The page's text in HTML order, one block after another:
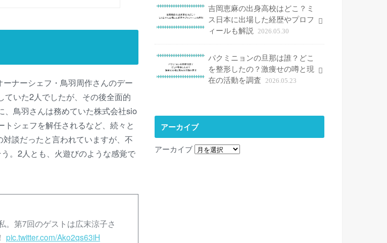
ナーシェフ・鳥羽周作さんのデー
ていた2人でしたが、その後全面的
、鳥羽さんは務めていた株式会社sio
シェフを解任されるなど、続々と
談だったと言われていますが、不
。2人とも、火遊びのような感覚で
。第7回のゲストは広末涼子さ
pic.twitter.com/Ako2qs63iH
吉岡恵麻の出身高校はどこ？ミ
ス日本に出場した経歴やプロフ
ィールも解説
2026.05.30
パクミニョンの旦那は誰？どこ
を整形したの？激痩せの噂と現
在の活動を調査
2026.05.23
アーカイブ
アーカイブ